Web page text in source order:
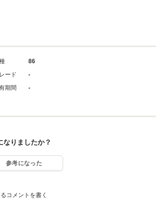
86
ード
-
期間
-
なりましたか？
参考になった
コメントを書く